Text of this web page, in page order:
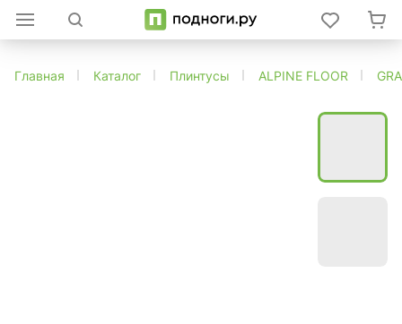
Главная Каталог Плинтусы ALPINE FLOOR